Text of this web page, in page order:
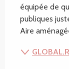
équipée de
publiques
Aire